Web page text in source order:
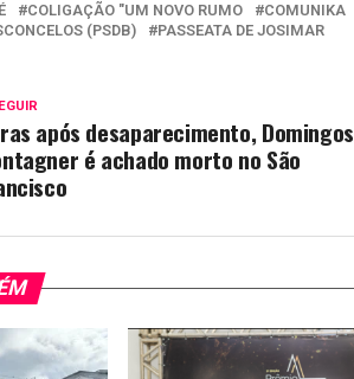
COLIGAÇÃO "UM NOVO RUMO
COMUNIKA
(PSDB)
PASSEATA DE JOSIMAR
após desaparecimento, Domingos
é achado morto no São